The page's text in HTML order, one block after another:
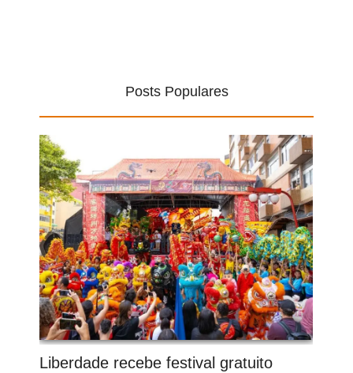
Posts Populares
Liberdade recebe festival gratuito